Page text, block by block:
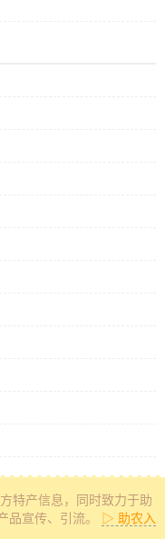
特产信息，同时致力于助
品宣传、引流。
▷ 助农入